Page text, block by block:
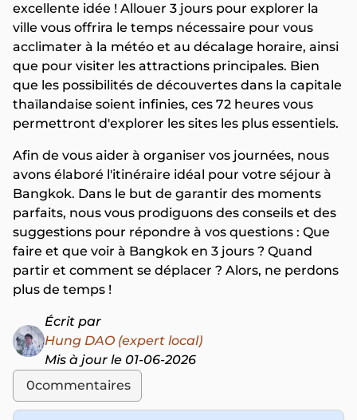
excellente idée ! Allouer 3 jours pour explorer la
ville vous offrira le temps nécessaire pour vous
acclimater à la météo et au décalage horaire, ainsi
que pour visiter les attractions principales. Bien
que les possibilités de découvertes dans la capitale
thaïlandaise soient infinies, ces 72 heures vous
permettront d'explorer les sites les plus essentiels.
Afin de vous aider à organiser vos journées, nous
avons élaboré l'itinéraire idéal pour votre séjour à
Bangkok. Dans le but de garantir des moments
parfaits, nous vous prodiguons des conseils et des
suggestions pour répondre à vos questions : Que
faire et que voir à Bangkok en 3 jours ? Quand
partir et comment se déplacer ? Alors, ne perdons
plus de temps !
Écrit par
Hung DAO (expert local)
Mis à jour le 01-06-2026
0commentaires